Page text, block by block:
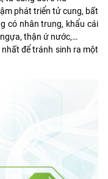
phát triển tử cung, bất
có nhân trung, khẩu cái
thận ứ nước,…
để tránh sinh ra một